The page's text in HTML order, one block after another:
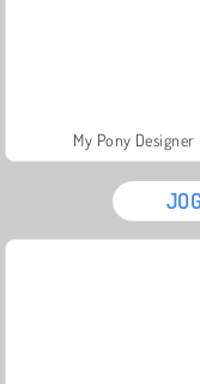
My Pony Designer